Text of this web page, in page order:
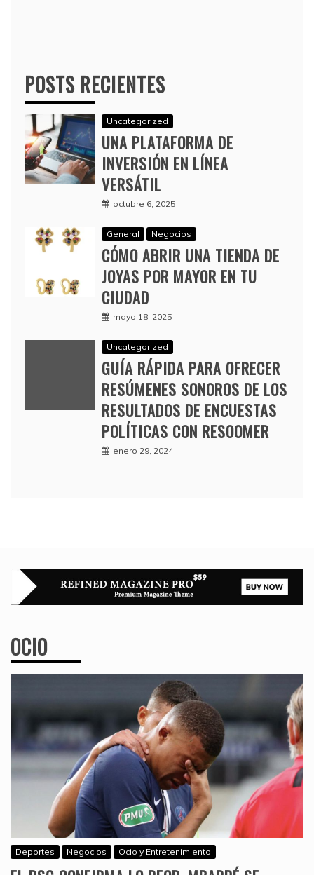
POSTS RECIENTES
Uncategorized
UNA PLATAFORMA DE
INVERSIÓN EN LÍNEA
VERSÁTIL
octubre 6, 2025
General Negocios
CÓMO ABRIR UNA TIENDA DE
JOYAS POR MAYOR EN TU
CIUDAD
mayo 18, 2025
Uncategorized
GUÍA RÁPIDA PARA OFRECER
RESÚMENES SONOROS DE LOS
RESULTADOS DE ENCUESTAS
POLÍTICAS CON RESOOMER
enero 29, 2024
OCIO
Deportes Negocios Ocio y Entretenimiento